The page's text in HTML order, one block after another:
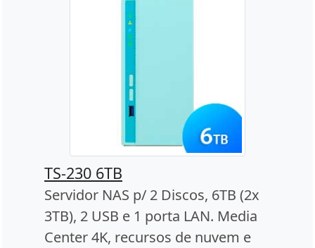
TS-230 6TB
Servidor NAS p/ 2 Discos, 6TB (2x
3TB), 2 USB e 1 porta LAN. Media
Center 4K, recursos de nuvem e